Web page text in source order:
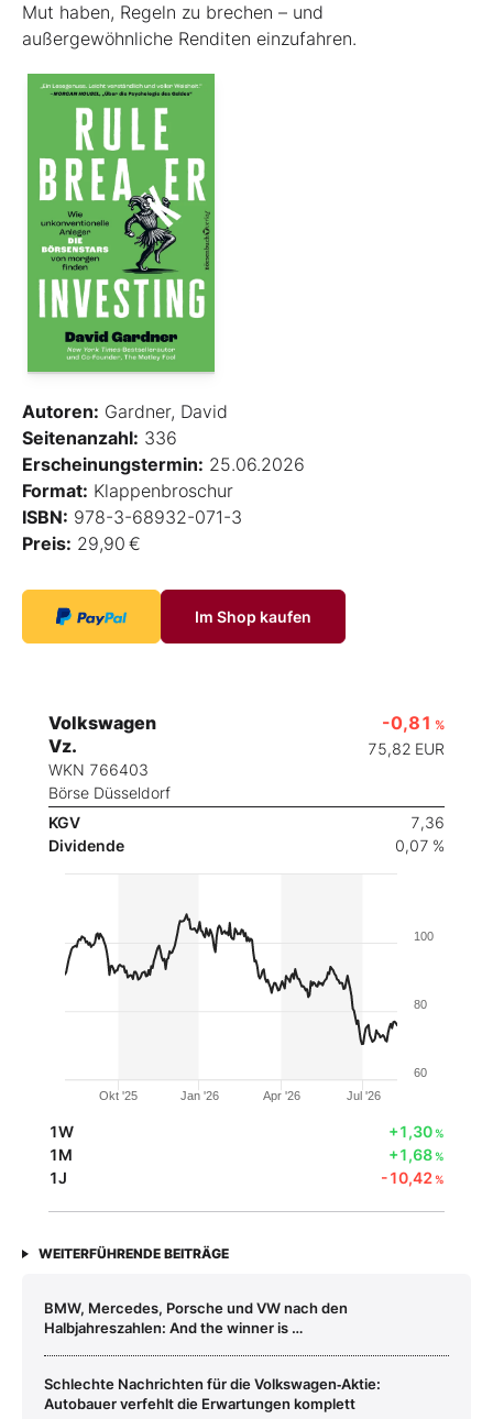
Mut haben, Regeln zu brechen – und
außergewöhnliche Renditen einzufahren.
Autoren: Gardner, David
Seitenanzahl: 336
Erscheinungstermin: 25.06.2026
Format: Klappenbroschur
ISBN: 978-3-68932-071-3
Preis: 29,90 €
Im Shop kaufen
Volkswagen
Vz.
WKN 766403
Börse Düsseldorf
-0,81 %
75,82 EUR
KGV
7,36
Dividende
0,07 %
Okt '25 Jan '26 Apr '26 Jul '26
60
80
100
1W +1,30%
1M +1,68%
1J -10,42%
WEITERFÜHRENDE BEITRÄGE
BMW, Mercedes, Porsche und VW nach den
Halbjahreszahlen: And the winner is …
Schlechte Nachrichten für die Volkswagen‑Aktie:
Autobauer verfehlt die Erwartungen komplett